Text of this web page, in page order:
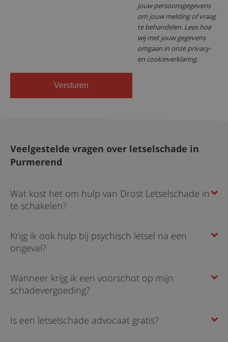
jouw persoonsgegevens
om jouw melding of vraag
te behandelen. Lees hoe
wij met jouw gegevens
omgaan in onze privacy-
en cookieverklaring.
Versturen
Veelgestelde vragen over letselschade in
Purmerend
Wat kost het om hulp van Drost Letselschade in
te schakelen?
Krijg ik ook hulp bij psychisch letsel na een
ongeval?
Wanneer krijg ik een voorschot op mijn
schadevergoeding?
Is een letselschade advocaat gratis?